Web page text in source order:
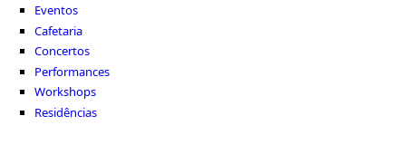
Eventos
Cafetaria
Concertos
Performances
Workshops
Residências